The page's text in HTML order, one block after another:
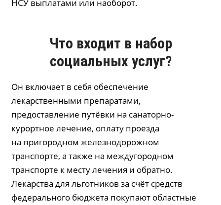
НСУ выплатами или наоборот.
Что входит в набор
социальных услуг?
Он включает в себя обеспечение
лекарственными препаратами,
предоставление путёвки на санаторно-
курортное лечение, оплату проезда
на пригородном железнодорожном
транспорте, а также на междугородном
транспорте к месту лечения и обратно.
Лекарства для льготников за счёт средств
федерального бюджета покупают областные